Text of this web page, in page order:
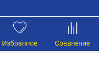
Сравнение
Избранное